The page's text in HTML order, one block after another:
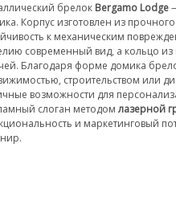
брелок Bergamo Lodge
Корпус изготовлен из
к механическим
современный вид, а кольцо
Благодаря форме домика
строительством или
возможности для
слоган методомлазерной
и маркетинговый